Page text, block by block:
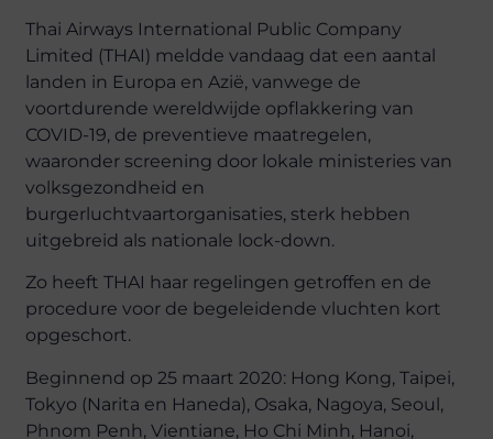
Thai Airways International Public Company
Limited (THAI) meldde vandaag dat een aantal
landen in Europa en Azië, vanwege de
voortdurende wereldwijde opflakkering van
COVID-19, de preventieve maatregelen,
waaronder screening door lokale ministeries van
volksgezondheid en
burgerluchtvaartorganisaties, sterk hebben
uitgebreid als nationale lock-down.
Zo heeft THAI haar regelingen getroffen en de
procedure voor de begeleidende vluchten kort
opgeschort.
Beginnend op 25 maart 2020: Hong Kong, Taipei,
Tokyo (Narita en Haneda), Osaka, Nagoya, Seoul,
Phnom Penh, Vientiane, Ho Chi Minh, Hanoi,